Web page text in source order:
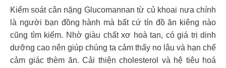
Kiểm soát cân nặng Glucomannan từ củ khoai nưa chính
là người bạn đồng hành mà bất cứ tín đồ ăn kiêng nào
cũng tìm kiếm. Nhờ giàu chất xơ hoà tan, có giá trị dinh
dưỡng cao nên giúp chúng ta cảm thấy no lâu và hạn chế
cảm giác thèm ăn. Cải thiện cholesterol và hệ tiêu hoá